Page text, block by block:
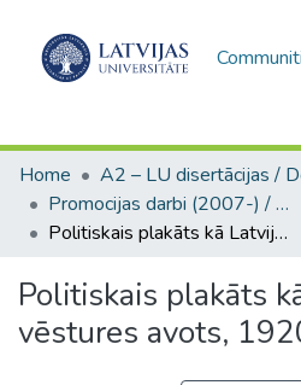
Home
Promocijas darbi (2007-) / Theses PhD
Politiskais plakāts kā Latvijas vēstures avots, 1920.-1940.gads
Politiskais plakāts
vēstures avots,